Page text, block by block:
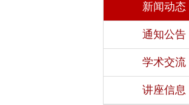
新闻动态
通知公告
学术交流
讲座信息